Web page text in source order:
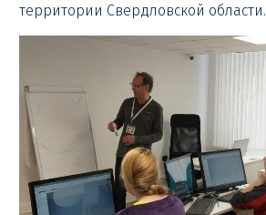
территории Свердловской области.